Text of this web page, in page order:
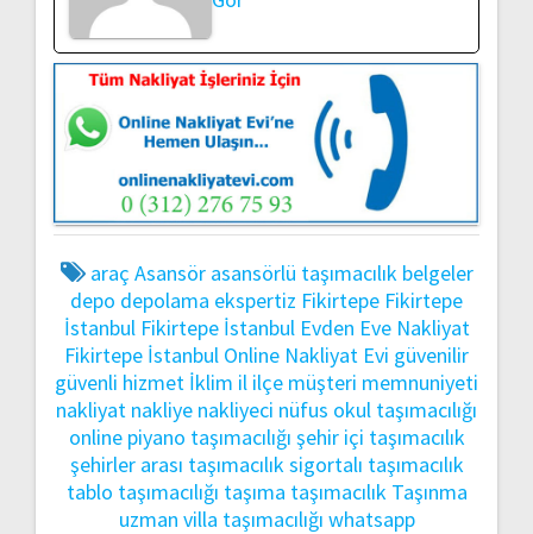
araç Asansör asansörlü taşımacılık belgeler
depo depolama ekspertiz Fikirtepe Fikirtepe
İstanbul Fikirtepe İstanbul Evden Eve Nakliyat
Fikirtepe İstanbul Online Nakliyat Evi güvenilir
güvenli hizmet İklim il ilçe müşteri memnuniyeti
nakliyat nakliye nakliyeci nüfus okul taşımacılığı
online piyano taşımacılığı şehir içi taşımacılık
şehirler arası taşımacılıksigortalı taşımacılık
tablo taşımacılığı taşıma taşımacılık Taşınma
uzman villa taşımacılığı whatsapp